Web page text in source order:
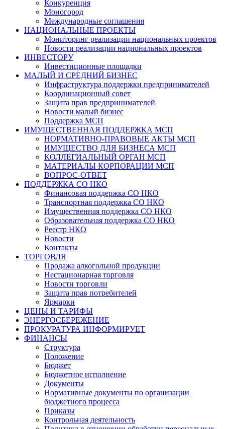
Конкуренция
Моногород
Международные соглашения
НАЦИОНАЛЬНЫЕ ПРОЕКТЫ
Мониторинг реализации национальных проектов
Новости реализации национальных проектов
ИНВЕСТОРУ
Инвестиционные площадки
МАЛЫЙ И СРЕДНИЙ БИЗНЕС
Инфраструктура поддержки предпринимателей
Координационный совет
Защита прав предпринимателей
Новости малый бизнес
Поддержка МСП
ИМУЩЕСТВЕННАЯ ПОДДЕРЖКА МСП
НОРМАТИВНО-ПРАВОВЫЕ АКТЫ МСП
ИМУЩЕСТВО ДЛЯ БИЗНЕСА МСП
КОЛЛЕГИАЛЬНЫЙ ОРГАН МСП
МАТЕРИАЛЫ КОРПОРАЦИИ МСП
ВОПРОС-ОТВЕТ
ПОДДЕРЖКА СО НКО
Финансовая поддержка СО НКО
Транспортная поддержка СО НКО
Имущественная поддержка СО НКО
Образовательная поддержка СО НКО
Реестр НКО
Новости
Контакты
ТОРГОВЛЯ
Продажа алкогольной продукции
Нестационарная торговля
Новости торговли
Защита прав потребителей
Ярмарки
ЦЕНЫ И ТАРИФЫ
ЭНЕРГОСБЕРЕЖЕНИЕ
ПРОКУРАТУРА ИНФОРМИРУЕТ
ФИНАНСЫ
Структура
Положение
Бюджет
Бюджетное исполнение
Документы
Нормативные документы по организации
бюджетного процесса
Приказы
Контрольная деятельность